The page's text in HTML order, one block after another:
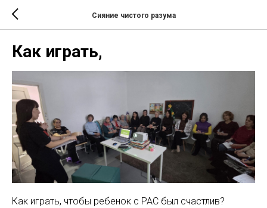
Сияние чистого разума
Как играть,
Как играть, чтобы ребенок с РАС был счастлив?